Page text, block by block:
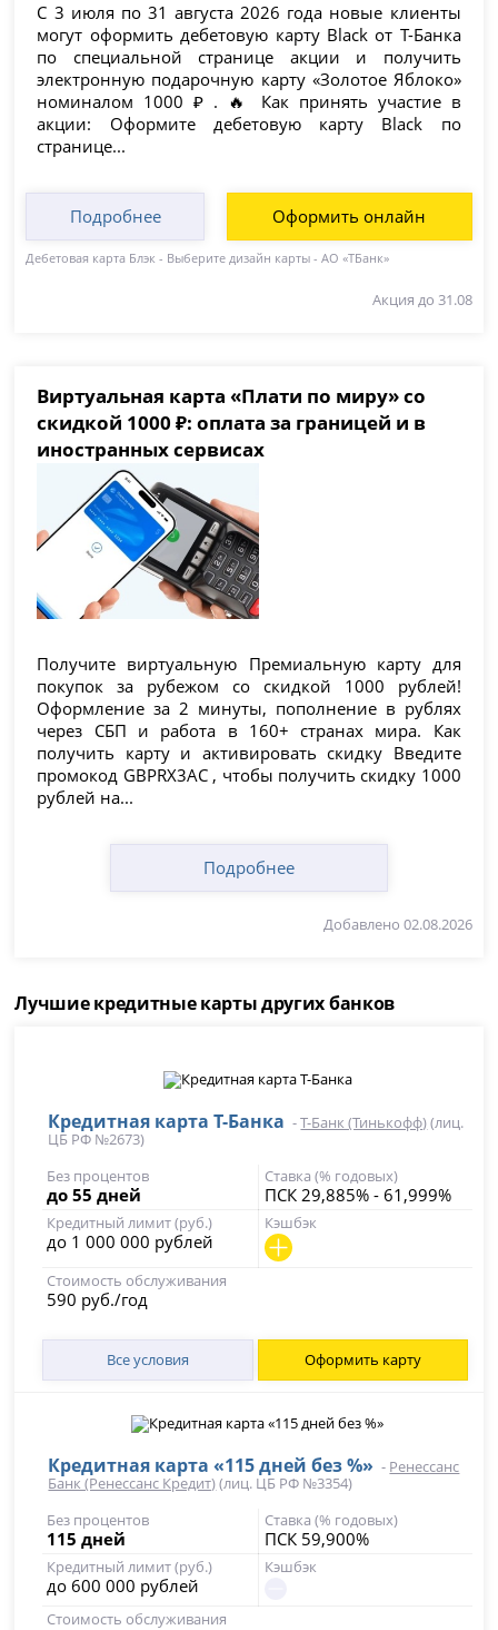
С 3 июля по 31 августа 2026 года новые клиенты
могут оформить дебетовую карту Black от Т-Банка
по специальной странице акции и получить
электронную подарочную карту «Золотое Яблоко»
номиналом 1000 ₽ . 🔥 Как принять участие в
акции: Оформите дебетовую карту Black по
странице...
Подробнее Оформить онлайн
Дебетовая карта Блэк - Выберите дизайн карты - АО «ТБанк»
Акция до 31.08
Виртуальная карта «Плати по миру» со
скидкой 1000 ₽: оплата за границей и в
иностранных сервисах
Получите виртуальную Премиальную карту для
покупок за рубежом со скидкой 1000 рублей!
Оформление за 2 минуты, пополнение в рублях
через СБП и работа в 160+ странах мира. Как
получить карту и активировать скидку Введите
промокод GBPRX3AC , чтобы получить скидку 1000
рублей на...
Подробнее
Добавлено 02.08.2026
Лучшие кредитные карты других банков
Кредитная карта Т-Банка -Т-Банк (Тинькофф)(лиц.
ЦБ РФ №2673)
Без процентов
до 55 дней
Ставка (% годовых)
ПСК 29,885% - 61,999%
Кредитный лимит (руб.)
до 1 000 000 рублей
Кэшбэк
Стоимость обслуживания
590 руб./год
Все условия Оформить карту
Кредитная карта «115 дней без %» - Ренессанс
Банк (Ренессанс Кредит)(лиц. ЦБ РФ №3354)
Без процентов
115 дней
Ставка (% годовых)
ПСК 59,900%
Кредитный лимит (руб.)
до 600 000 рублей
Кэшбэк
Стоимость обслуживания